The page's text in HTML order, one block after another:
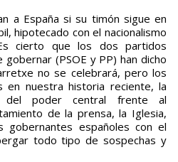
a España si su timón sigue en
hipotecado con el nacionalismo
cierto que los dos partidos
(PSOE y PP) han dicho
no se celebrará, pero los
en nuestra historia reciente, la
del poder central frente al
de la prensa, la Iglesia,
gobernantes españoles con el
todo tipo de sospechas y